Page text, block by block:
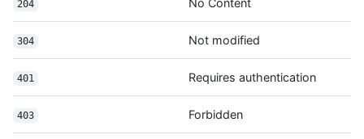
    ],
    "has_issues": true,
    "has_projects": true,
204 No Content
304 Not modified
401 Requires authentication
403 Forbidden